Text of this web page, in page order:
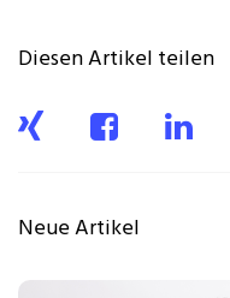
Diesen Artikel teilen
Neue Artikel